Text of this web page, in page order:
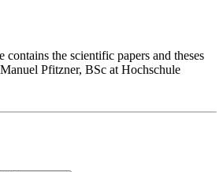
contains the scientific papers and theses
Pfitzner, BSc at Hochschule